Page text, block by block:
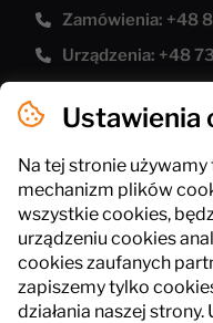
Ustawienia
Na tej stronie
mechanizm plików
wszystkie cookies,
urządzeniu cookies
cookies zaufanych
zapiszemy tylko
działania naszej
Zamówienia: +48
Urządzenia: +48
Polityka
Pliki cookies
Regulamin sklepu
InPlus Gastro
ul. Słowackiego 41,